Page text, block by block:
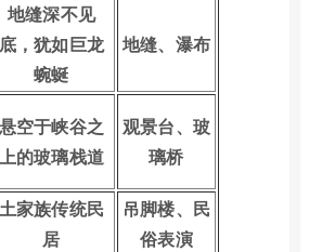
地缝深不见
底，犹如巨龙
蜿蜒
地缝、瀑布
悬空于峡谷之
上的玻璃栈道
观景台、玻
璃桥
土家族传统民
居
吊脚楼、民
俗表演